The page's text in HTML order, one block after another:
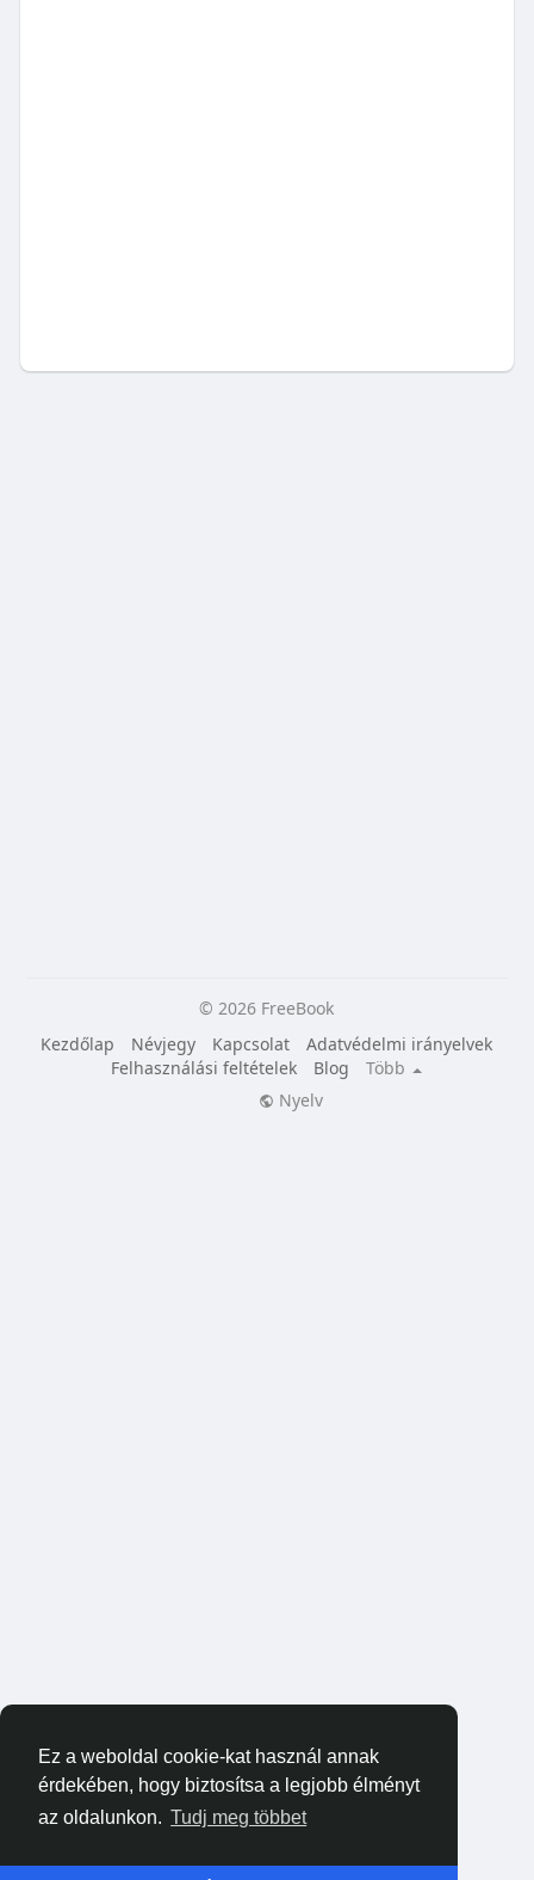
Ez a weboldal cookie-kat használ annak
érdekében, hogy biztosítsa a legjobb élményt
az oldalunkon. Tudj meg többet
© 2026 FreeBook
Kezdőlap
Névjegy Kapcsolat
Adatvédelmi irányelvek
Felhasználási feltételek
Blog
Több
Nyelv